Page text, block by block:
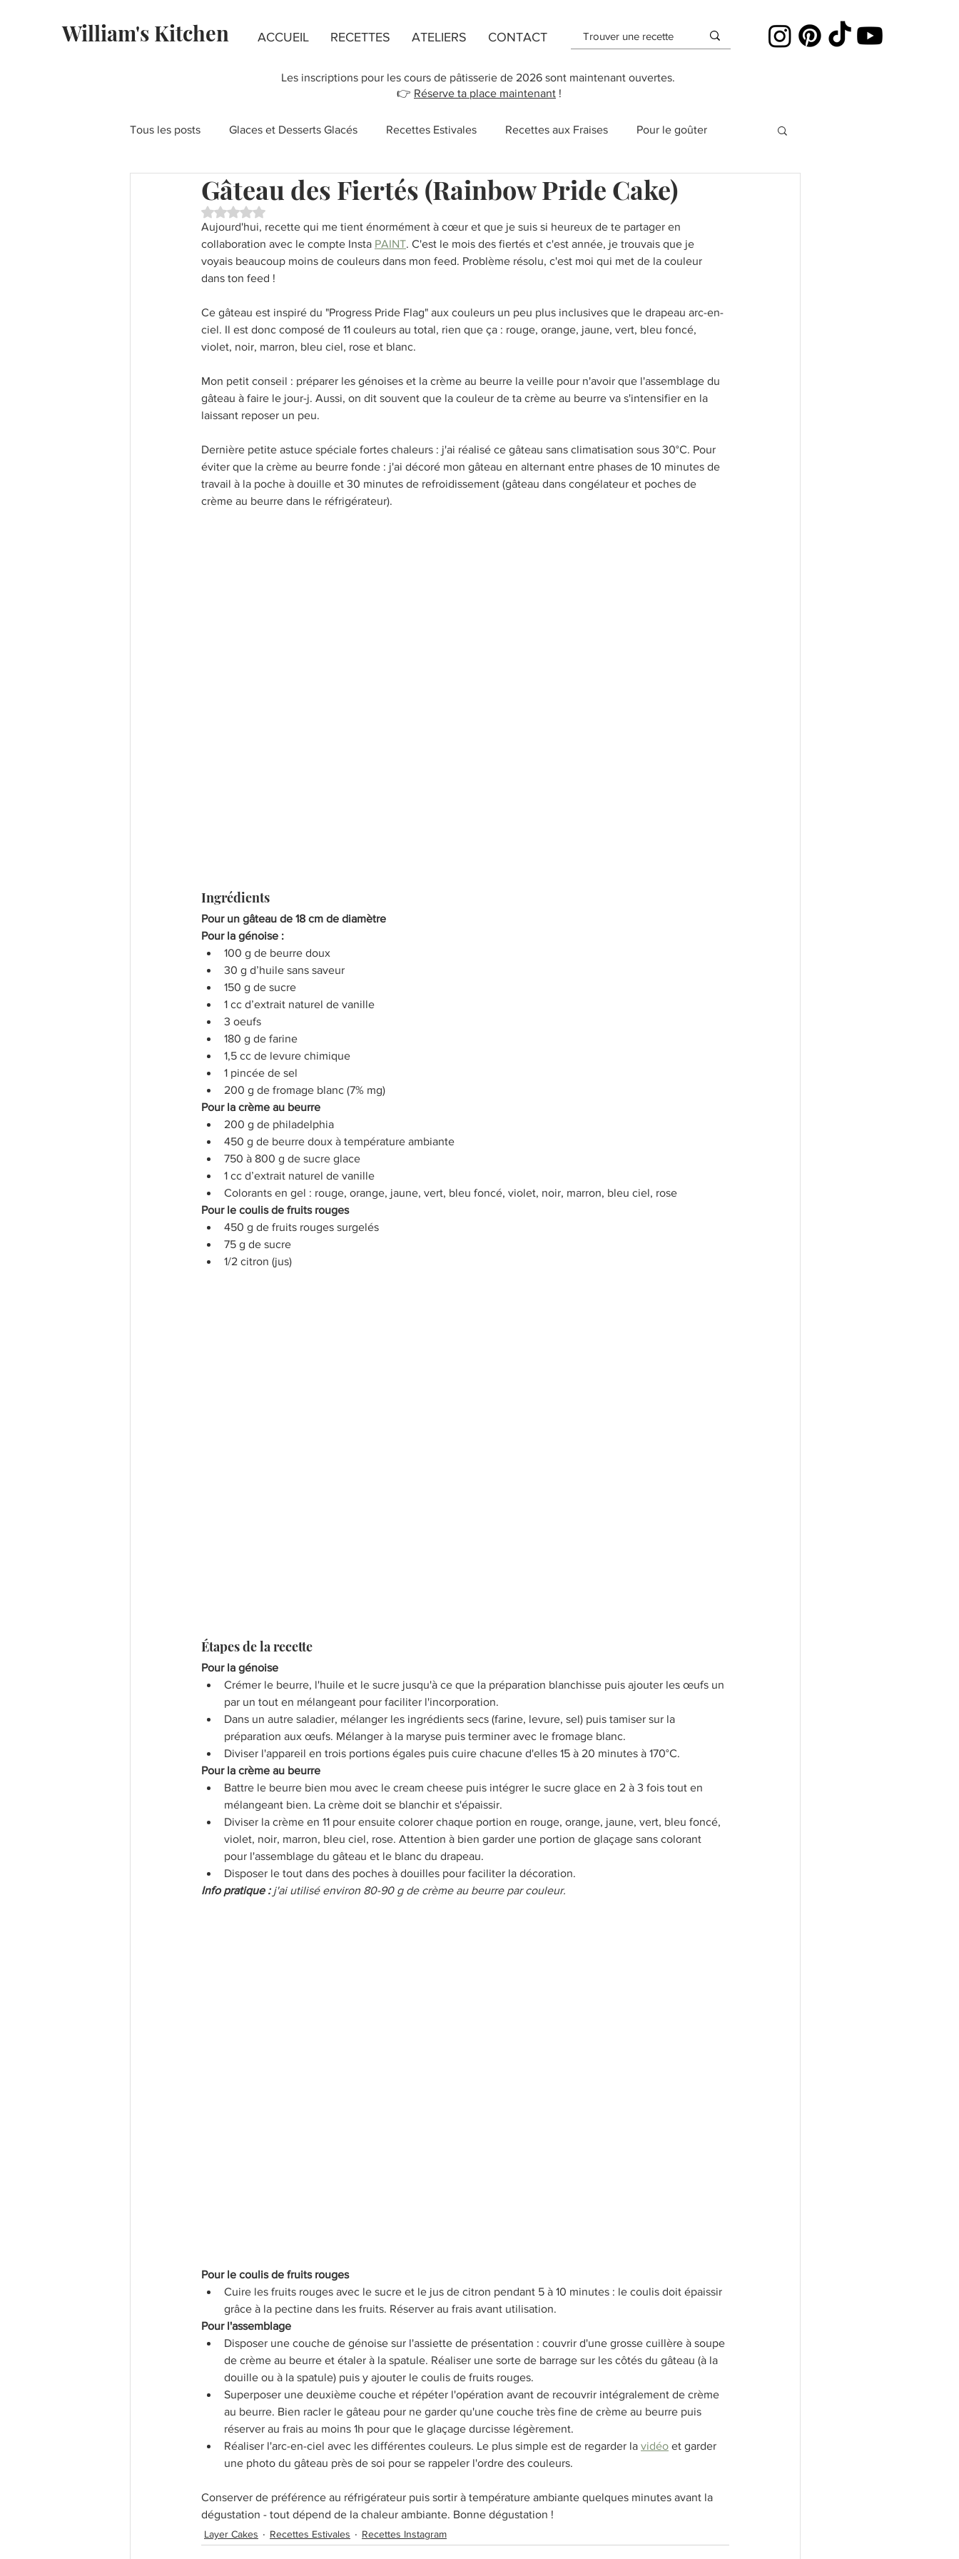
William's Kitchen ACCUEIL RECETTES ATELIERS CONTACT
Les inscriptions pour les cours de pâtisserie de 2026 sont maintenant ouvertes.
👉 Réserve ta place maintenant !
Tous les posts Glaces et Desserts Glacés Recettes Estivales Recettes aux Fraises Pour le goûter
Fondants au chocolat Recettes de Flans Recette de Cookies Recettes aux Pommes
Recettes à la Pistache Fête des Mères New York Recettes Vegan Cupcakes Cheesecakes
Recettes Populaires Confinement
Gâteau des Fiertés (Rainbow Pride Cake)
Noté NaN étoiles sur 5.
Aujourd'hui, recette qui me tient énormément à cœur et que je suis si heureux de te partager en
collaboration avec le compte Insta PAINT. C'est le mois des fiertés et c'est année, je trouvais que je
voyais beaucoup moins de couleurs dans mon feed. Problème résolu, c'est moi qui met de la couleur
dans ton feed !
Ce gâteau est inspiré du "Progress Pride Flag" aux couleurs un peu plus inclusives que le drapeau arc-en-
ciel. Il est donc composé de 11 couleurs au total, rien que ça : rouge, orange, jaune, vert, bleu foncé,
violet, noir, marron, bleu ciel, rose et blanc.
Mon petit conseil : préparer les génoises et la crème au beurre la veille pour n'avoir que l'assemblage du
gâteau à faire le jour-j. Aussi, on dit souvent que la couleur de ta crème au beurre va s'intensifier en la
laissant reposer un peu.
Dernière petite astuce spéciale fortes chaleurs : j'ai réalisé ce gâteau sans climatisation sous 30°C. Pour
éviter que la crème au beurre fonde : j'ai décoré mon gâteau en alternant entre phases de 10 minutes de
travail à la poche à douille et 30 minutes de refroidissement (gâteau dans congélateur et poches de
crème au beurre dans le réfrigérateur).
Ingrédients
Pour un gâteau de 18 cm de diamètre
Pour la génoise :
100 g de beurre doux
30 g d’huile sans saveur
150 g de sucre
1 cc d’extrait naturel de vanille
3 oeufs
180 g de farine
1,5 cc de levure chimique
1 pincée de sel
200 g de fromage blanc (7% mg)
Pour la crème au beurre
200 g de philadelphia
450 g de beurre doux à température ambiante
750 à 800 g de sucre glace
1 cc d’extrait naturel de vanille
Colorants en gel : rouge, orange, jaune, vert, bleu foncé, violet, noir, marron, bleu ciel, rose
Pour le coulis de fruits rouges
450 g de fruits rouges surgelés
75 g de sucre
1/2 citron (jus)
Étapes de la recette
Pour la génoise
Crémer le beurre, l'huile et le sucre jusqu'à ce que la préparation blanchisse puis ajouter les œufs un
par un tout en mélangeant pour faciliter l'incorporation.
Dans un autre saladier, mélanger les ingrédients secs (farine, levure, sel) puis tamiser sur la
préparation aux œufs. Mélanger à la maryse puis terminer avec le fromage blanc.
Diviser l'appareil en trois portions égales puis cuire chacune d'elles 15 à 20 minutes à 170°C.
Pour la crème au beurre
Battre le beurre bien mou avec le cream cheese puis intégrer le sucre glace en 2 à 3 fois tout en
mélangeant bien. La crème doit se blanchir et s'épaissir.
Diviser la crème en 11 pour ensuite colorer chaque portion en rouge, orange, jaune, vert, bleu foncé,
violet, noir, marron, bleu ciel, rose. Attention à bien garder une portion de glaçage sans colorant
pour l'assemblage du gâteau et le blanc du drapeau.
Disposer le tout dans des poches à douilles pour faciliter la décoration.
Info pratique : j'ai utilisé environ 80-90 g de crème au beurre par couleur.
Pour le coulis de fruits rouges
Cuire les fruits rouges avec le sucre et le jus de citron pendant 5 à 10 minutes : le coulis doit épaissir
grâce à la pectine dans les fruits. Réserver au frais avant utilisation.
Pour l'assemblage
Disposer une couche de génoise sur l'assiette de présentation : couvrir d'une grosse cuillère à soupe
de crème au beurre et étaler à la spatule. Réaliser une sorte de barrage sur les côtés du gâteau (à la
douille ou à la spatule) puis y ajouter le coulis de fruits rouges.
Superposer une deuxième couche et répéter l'opération avant de recouvrir intégralement de crème
au beurre. Bien racler le gâteau pour ne garder qu'une couche très fine de crème au beurre puis
réserver au frais au moins 1h pour que le glaçage durcisse légèrement.
Réaliser l'arc-en-ciel avec les différentes couleurs. Le plus simple est de regarder la vidéo et garder
une photo du gâteau près de soi pour se rappeler l'ordre des couleurs.
Conserver de préférence au réfrigérateur puis sortir à température ambiante quelques minutes avant la
dégustation - tout dépend de la chaleur ambiante. Bonne dégustation !
Layer Cakes Recettes Estivales Recettes Instagram